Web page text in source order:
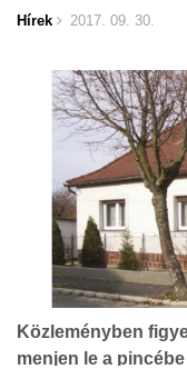
Hírek 2017. 09. 30.
Közleményben
menjen le a